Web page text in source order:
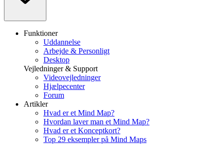
Funktioner
Uddannelse
Arbejde & Personligt
Desktop
Vejledninger & Support
Videovejledninger
Hjælpecenter
Forum
Artikler
Hvad er et Mind Map?
Hvordan laver man et Mind Map?
Hvad er et Konceptkort?
Top 29 eksempler på Mind Maps